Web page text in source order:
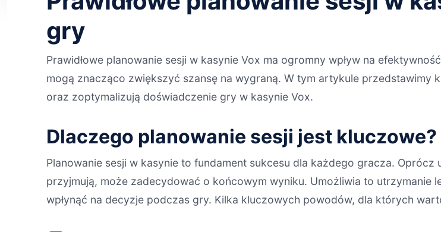
gry
Prawidłowe planowanie sesji w kasynie Vox ma ogromny wpływ na
mogą znacząco zwiększyć szansę na wygraną. W tym artykule przedstawimy
oraz zoptymalizują doświadczenie gry w kasynie Vox.
Dlaczego planowanie sesji jest kluczowe?
Planowanie sesji w kasynie to fundament sukcesu dla każdego gracza.
przyjmują, może zadecydować o końcowym wyniku. Umożliwia to utrzymanie
wpłynąć na decyzje podczas gry. Kilka kluczowych powodów, dla których